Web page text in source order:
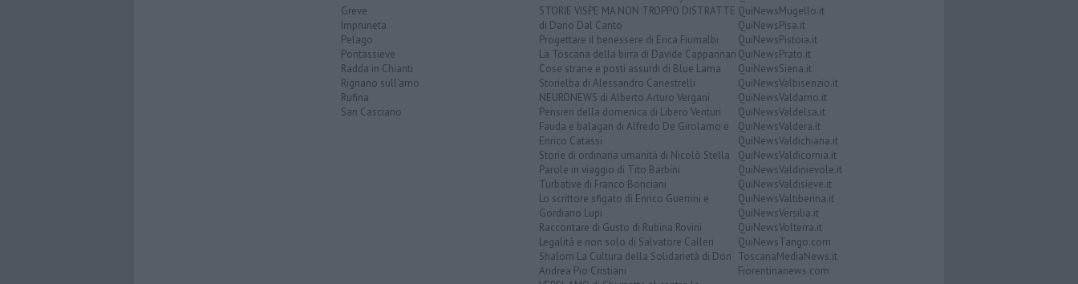
Greve
Impruneta
Pelago
Pontassieve
Radda in Chianti
Rignano sull'arno
Rufina
San Casciano
STORIE VISPE MA NON TROPPO DISTRATTE
di Dario Dal Canto
Progettare il benessere di Erica Fiumalbi
La Toscana della birra di Davide Cappannari
Cose strane e posti assurdi di Blue Lama
Storielba di Alessandro Canestrelli
NEURONEWS di Alberto Arturo Vergani
Pensieri della domenica di Libero Venturi
Fauda e balagan di Alfredo De Girolamo e
Enrico Catassi
Storie di ordinaria umanità di Nicolò Stella
Parole in viaggio di Tito Barbini
Turbative di Franco Bonciani
Lo scrittore sfigato di Enrico Guerrini e
Gordiano Lupi
Raccontare di Gusto di Rubina Rovini
Legalità e non solo di Salvatore Calleri
Shalom La Cultura della Solidarietà di Don
Andrea Pio Cristiani
QuiNewsMugello.it
QuiNewsPisa.it
QuiNewsPistoia.it
QuiNewsPrato.it
QuiNewsSiena.it
QuiNewsValbisenzio.it
QuiNewsValdarno.it
QuiNewsValdelsa.it
QuiNewsValdera.it
QuiNewsValdichiana.it
QuiNewsValdicornia.it
QuiNewsValdinievole.it
QuiNewsValdisieve.it
QuiNewsValtiberina.it
QuiNewsVersilia.it
QuiNewsVolterra.it
QuiNewsTango.com
ToscanaMediaNews.it
Fiorentinanews.com